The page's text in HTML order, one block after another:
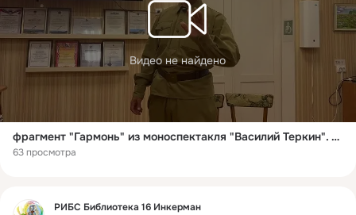
Видео не найдено
фрагмент "Гармонь" из моноспектакля "Василий Теркин". Исполнитель Константин Юхневич
63 просмотра
Фид
РИБС Библиотека 16 Инкерман